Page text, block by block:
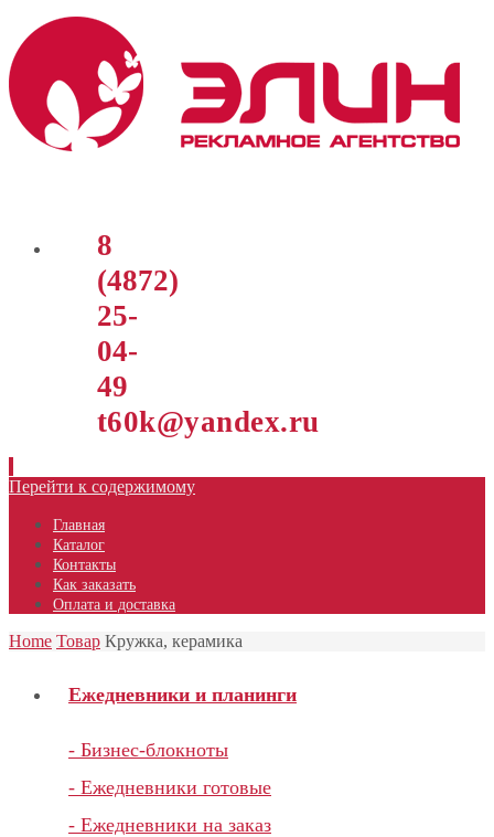
8
(4872)
25-
04-
49
t60k@yandex.ru
Перейти к содержимому
Главная
Каталог
Контакты
Как заказать
Оплата и доставка
Home Товар Кружка, керамика
Ежедневники и планинги
- Бизнес-блокноты
- Ежедневники готовые
- Ежедневники на заказ